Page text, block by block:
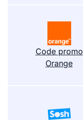
Code promo
Orange